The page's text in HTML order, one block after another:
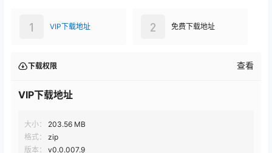
格式：
zip
版本：
v0.0.007.9
兼容：
Quest 一体机全型号